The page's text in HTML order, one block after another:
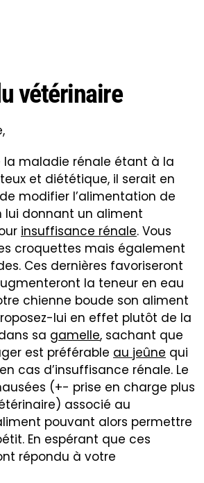
vétérinaire
la maladie rénale étant à la
et diététique, il serait en
modifier l’alimentation de
lui donnant un aliment
insuffisance rénale. Vous
croquettes mais également
Ces dernières favoriseront
la teneur en eau
chienne boude son aliment
lui en effet plutôt de la
sa gamelle, sachant que
est préférable au jeûne qui
cas d’insuffisance rénale. Le
(+- prise en charge plus
associé au
pouvant alors permettre
En espérant que ces
répondu à votre